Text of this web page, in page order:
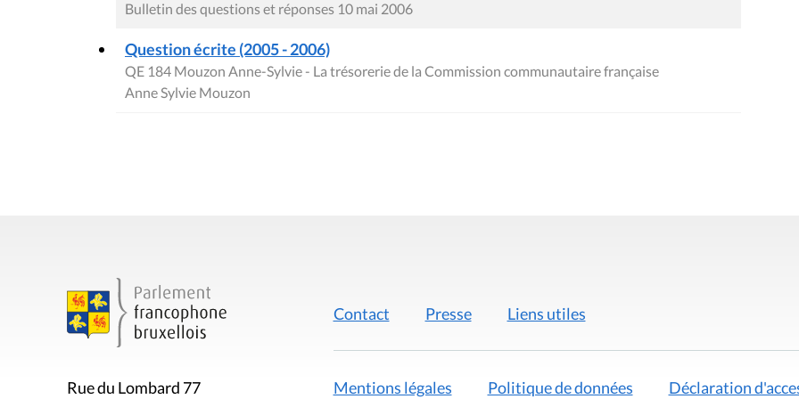
Bulletin des questions et réponses 10 mai 2006
Question écrite (2005 - 2006)
QE 184 Mouzon Anne-Sylvie - La trésorerie de la Commission communautaire française
Anne Sylvie Mouzon
Rue du Lombard 77
Contact Presse Liens utiles
Mentions légales Politique de données Déclaration